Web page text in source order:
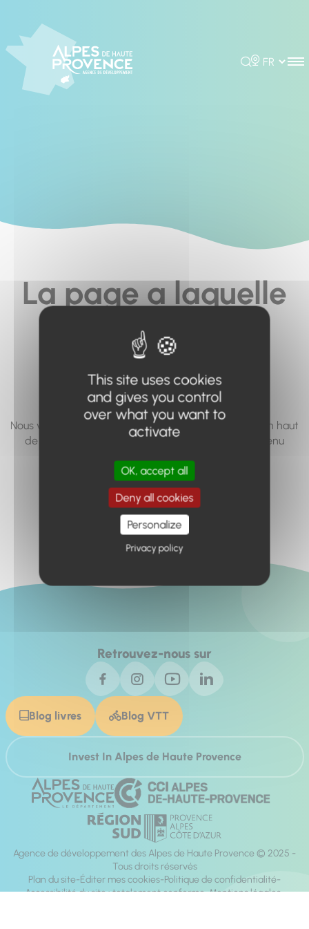
Rechercher
Choisir la
La page a laquelle
vous cherchez à
accéder n'existe
pas... ou plus.
Nous vous invitons à utiliser le moteur de recherche en haut
de page, ou à utiliser le menu pour trouver le contenu
Retour à l'accueil
Retrouvez-nous sur
Blog livres Blog VTT
Invest In Alpes de Haute Provence
Agence de développement des Alpes de Haute Provence © 2025 -
Tous droits réservés
Plan du site Éditer mes cookies Politique de confidentialité
Accessibilité du site : totalement conforme Mentions légales
This site uses cookies
and gives you control
over what you want to
activate
OK, accept all
Deny all cookies
Personalize
Privacy policy